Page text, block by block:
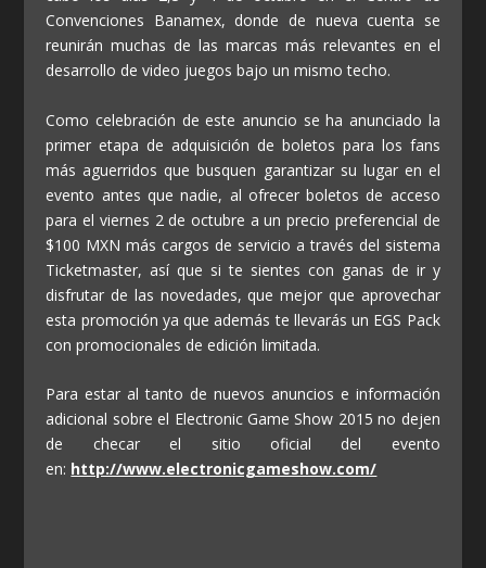
Convenciones Banamex, donde de nueva cuenta se
reunirán muchas de las marcas más relevantes en el
desarrollo de video juegos bajo un mismo techo.
Como celebración de este anuncio se ha anunciado la
primer etapa de adquisición de boletos para los fans
más aguerridos que busquen garantizar su lugar en el
evento antes que nadie, al ofrecer boletos de acceso
para el viernes 2 de octubre a un precio preferencial de
$100 MXN más cargos de servicio a través del sistema
Ticketmaster, así que si te sientes con ganas de ir y
disfrutar de las novedades, que mejor que aprovechar
esta promoción ya que además te llevarás un EGS Pack
con promocionales de edición limitada.
Para estar al tanto de nuevos anuncios e información
adicional sobre el Electronic Game Show 2015 no dejen
de checar el sitio oficial del evento
en: http://www.electronicgameshow.com/